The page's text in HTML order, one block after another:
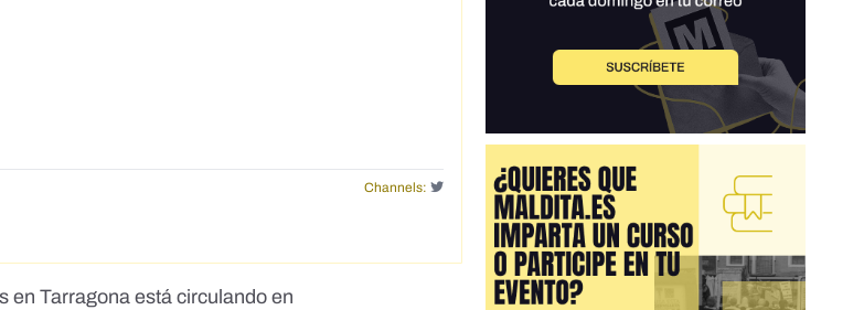
Channels:
en Tarragona está circulando en